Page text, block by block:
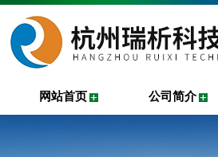
网站首页 公司简介